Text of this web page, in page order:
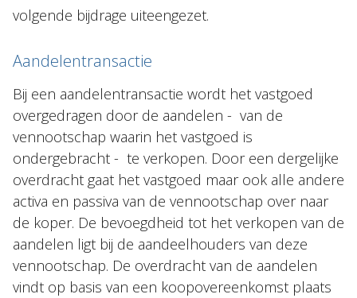
volgende bijdrage uiteengezet.
Aandelentransactie
Bij een aandelentransactie wordt het vastgoed
overgedragen door de aandelen - van de
vennootschap waarin het vastgoed is
ondergebracht - te verkopen. Door een dergelijke
overdracht gaat het vastgoed maar ook alle andere
activa en passiva van de vennootschap over naar
de koper. De bevoegdheid tot het verkopen van de
aandelen ligt bij de aandeelhouders van deze
vennootschap. De overdracht van de aandelen
vindt op basis van een koopovereenkomst plaats